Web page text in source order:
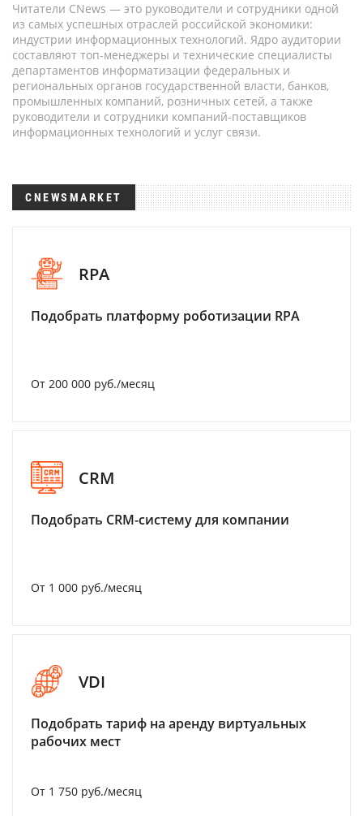
Читатели CNews — это руководители и сотрудники одной
из самых успешных отраслей российской экономики:
индустрии информационных технологий. Ядро аудитории
составляют топ-менеджеры и технические специалисты
департаментов информатизации федеральных и
региональных органов государственной власти, банков,
промышленных компаний, розничных сетей, а также
руководители и сотрудники компаний-поставщиков
информационных технологий и услуг связи.
CNEWSMARKET
RPA
Подобрать платформу роботизации RPA
От 200 000 руб./месяц
CRM
Подобрать CRM-систему для компании
От 1 000 руб./месяц
VDI
Подобрать тариф на аренду виртуальных
рабочих мест
От 1 750 руб./месяц